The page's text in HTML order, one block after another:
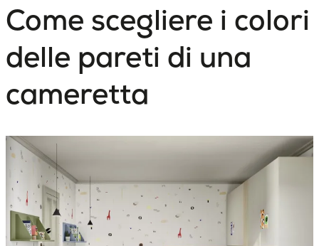
Come scegliere i colori
delle pareti di una
cameretta